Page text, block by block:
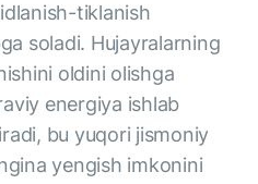
tiklanish
soladi. Hujayralarning
oldini olishga
energiya ishlab
bu yuqori jismoniy
yengish imkonini